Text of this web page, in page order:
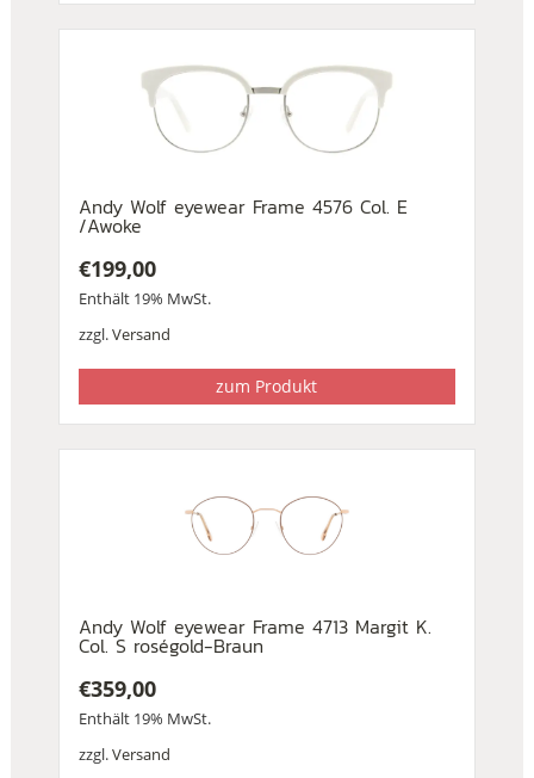
Andy Wolf eyewear Frame 4576 Col. E
/Awoke
€199,00
Enthält 19% MwSt.
zzgl.Versand
zum Produkt
Andy Wolf eyewear Frame 4713 Margit K.
Col. S roségold-Braun
€359,00
Enthält 19% MwSt.
zzgl.Versand